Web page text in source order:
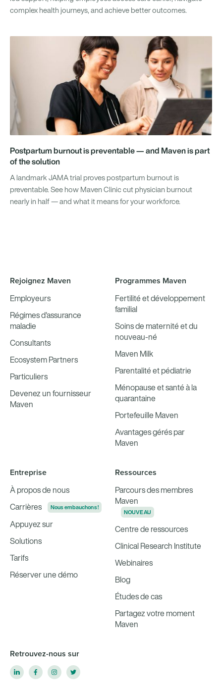
complex health journeys, and achieve better outcomes.
Postpartum burnout is preventable — and Maven is part
of the solution
A landmark JAMA trial proves postpartum burnout is
preventable. See how Maven Clinic cut physician burnout
nearly in half — and what it means for your workforce.
Rejoignez Maven
Employeurs
Régimes d'assurance
maladie
Consultants
Ecosystem Partners
Particuliers
Devenez un fournisseur
Maven
Programmes Maven
Fertilité et développement
familial
Soins de maternité et du
nouveau-né
Maven Milk
Parentalité et pédiatrie
Ménopause et santé à la
quarantaine
Portefeuille Maven
Avantages gérés par
Maven
Entreprise
À propos de nous
Carrières
Nous embauchons !
Appuyez sur
Solutions
Tarifs
Réserver une démo
Ressources
Parcours des membres
Maven
NOUVEAU
Centre de ressources
Clinical Research Institute
Webinaires
Blog
Études de cas
Partagez votre moment
Maven
Retrouvez-nous sur